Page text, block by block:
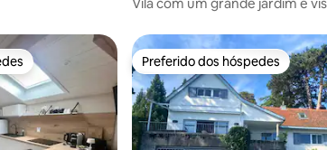
dos hóspedes Preferido dos hóspedes
Preferido dos hóspedes